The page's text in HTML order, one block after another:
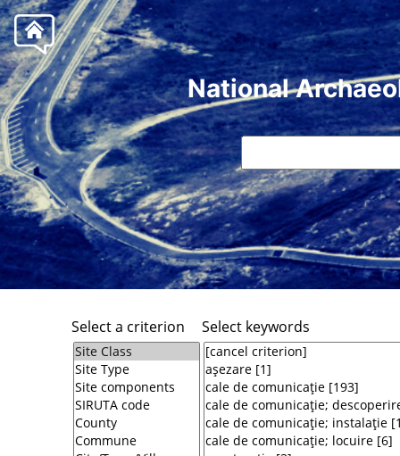
National
Select a criterion Select keywords